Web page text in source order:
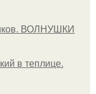
ВОЛНУШКИ
в теплице.